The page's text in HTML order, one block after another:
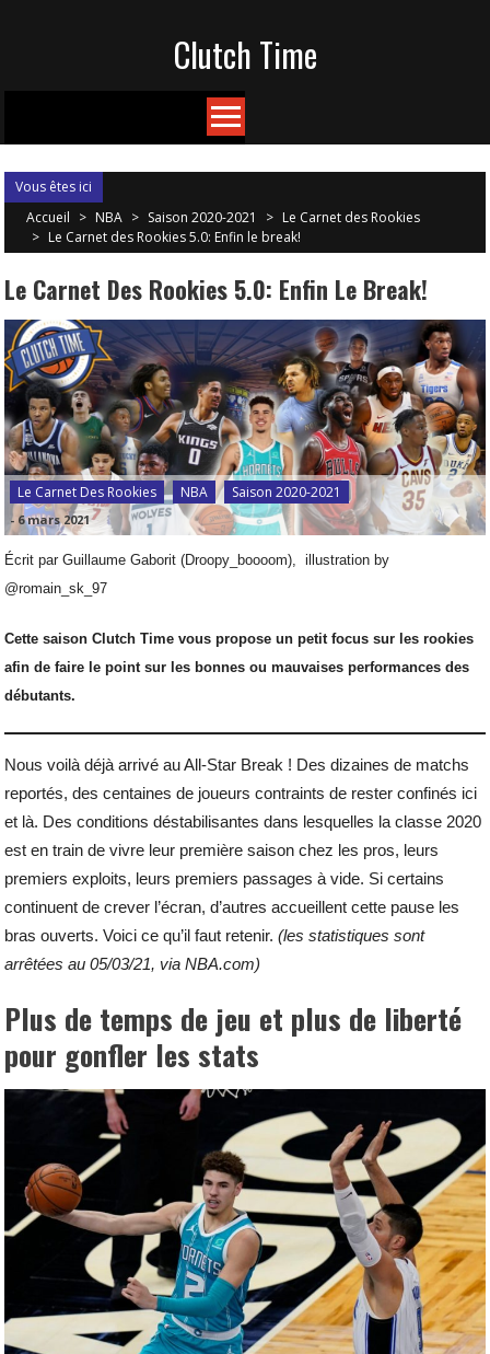
Clutch Time
Vous êtes ici
Accueil > NBA > Saison 2020-2021 > Le Carnet des Rookies
> Le Carnet des Rookies 5.0: Enfin le break!
Le Carnet Des Rookies 5.0: Enfin Le Break!
Le Carnet Des Rookies NBA Saison 2020-2021
- 6 mars 2021
Écrit par Guillaume Gaborit (Droopy_boooom), illustration by
@romain_sk_97
Cette saison Clutch Time vous propose un petit focus sur les rookies
afin de faire le point sur les bonnes ou mauvaises performances des
débutants.
Nous voilà déjà arrivé au All-Star Break ! Des dizaines de matchs
reportés, des centaines de joueurs contraints de rester confinés ici
et là. Des conditions déstabilisantes dans lesquelles la classe 2020
est en train de vivre leur première saison chez les pros, leurs
premiers exploits, leurs premiers passages à vide. Si certains
continuent de crever l’écran, d’autres accueillent cette pause les
bras ouverts. Voici ce qu’il faut retenir.(les statistiques sont
arrêtées au 05/03/21, via NBA.com)
Plus de temps de jeu et plus de liberté
pour gonfler les stats